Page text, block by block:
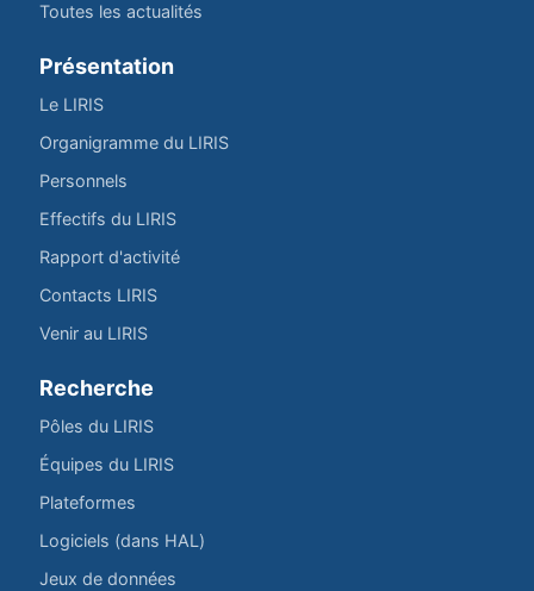
Toutes les actualités
Présentation
Le LIRIS
Organigramme du LIRIS
Personnels
Effectifs du LIRIS
Rapport d'activité
Contacts LIRIS
Venir au LIRIS
Recherche
Pôles du LIRIS
Équipes du LIRIS
Plateformes
Logiciels (dans HAL)
Jeux de données